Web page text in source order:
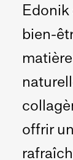
Edonik
bien-
offrir